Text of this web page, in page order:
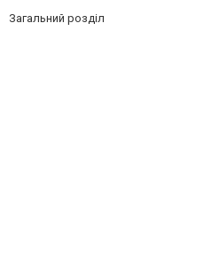
Загальний розділ